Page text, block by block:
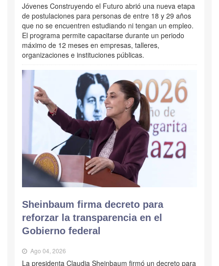
Jóvenes Construyendo el Futuro abrió una nueva etapa
de postulaciones para personas de entre 18 y 29 años
que no se encuentren estudiando ni tengan un empleo.
El programa permite capacitarse durante un periodo
máximo de 12 meses en empresas, talleres,
organizaciones e instituciones públicas.
Sheinbaum firma decreto para
reforzar la transparencia en el
Gobierno federal
Ago 04, 2026
La presidenta Claudia Sheinbaum firmó un decreto para